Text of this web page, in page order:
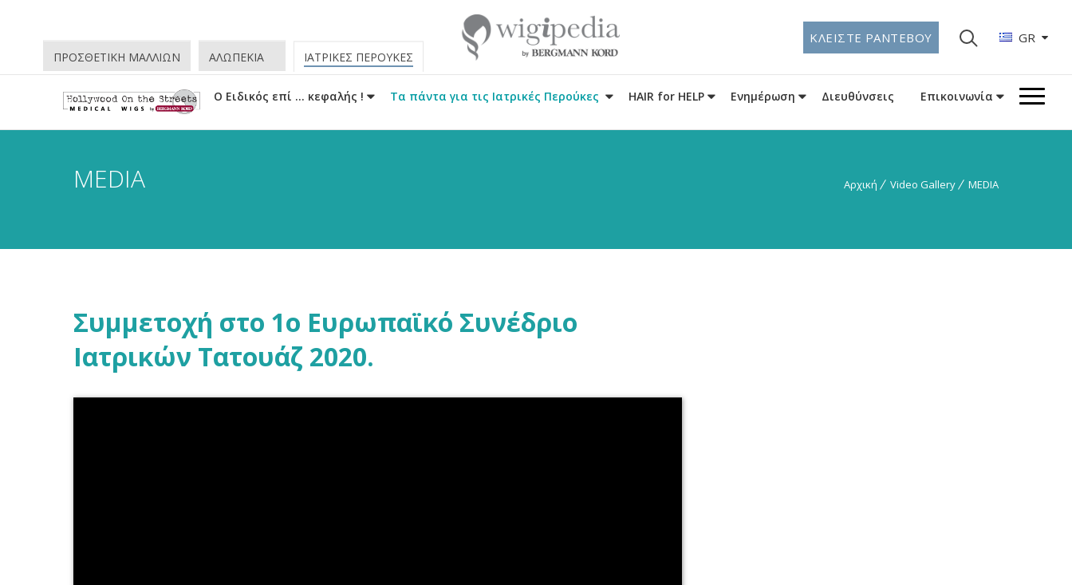
ΚΛΕΙΣΤΕ ΡΑΝΤΕΒΟΥ GR
O Ειδικός επί … κεφαλής ! Τα πάντα για τις Ιατρικές Περούκες HAIR for HELP Ενημέρωση Διευθύνσεις Επικοινωνία
ΠΡΟΣΘΕΤΙΚΗ ΜΑΛΛΙΩΝ ΑΛΩΠΕΚΙΑ ΙΑΤΡΙΚΕΣ ΠΕΡΟΥΚΕΣ
MEDIA Αρχική Video Gallery MEDIA
Συμμετοχή στο 1ο Ευρωπαϊκό Συνέδριο
Ιατρικών Τατουάζ 2020.